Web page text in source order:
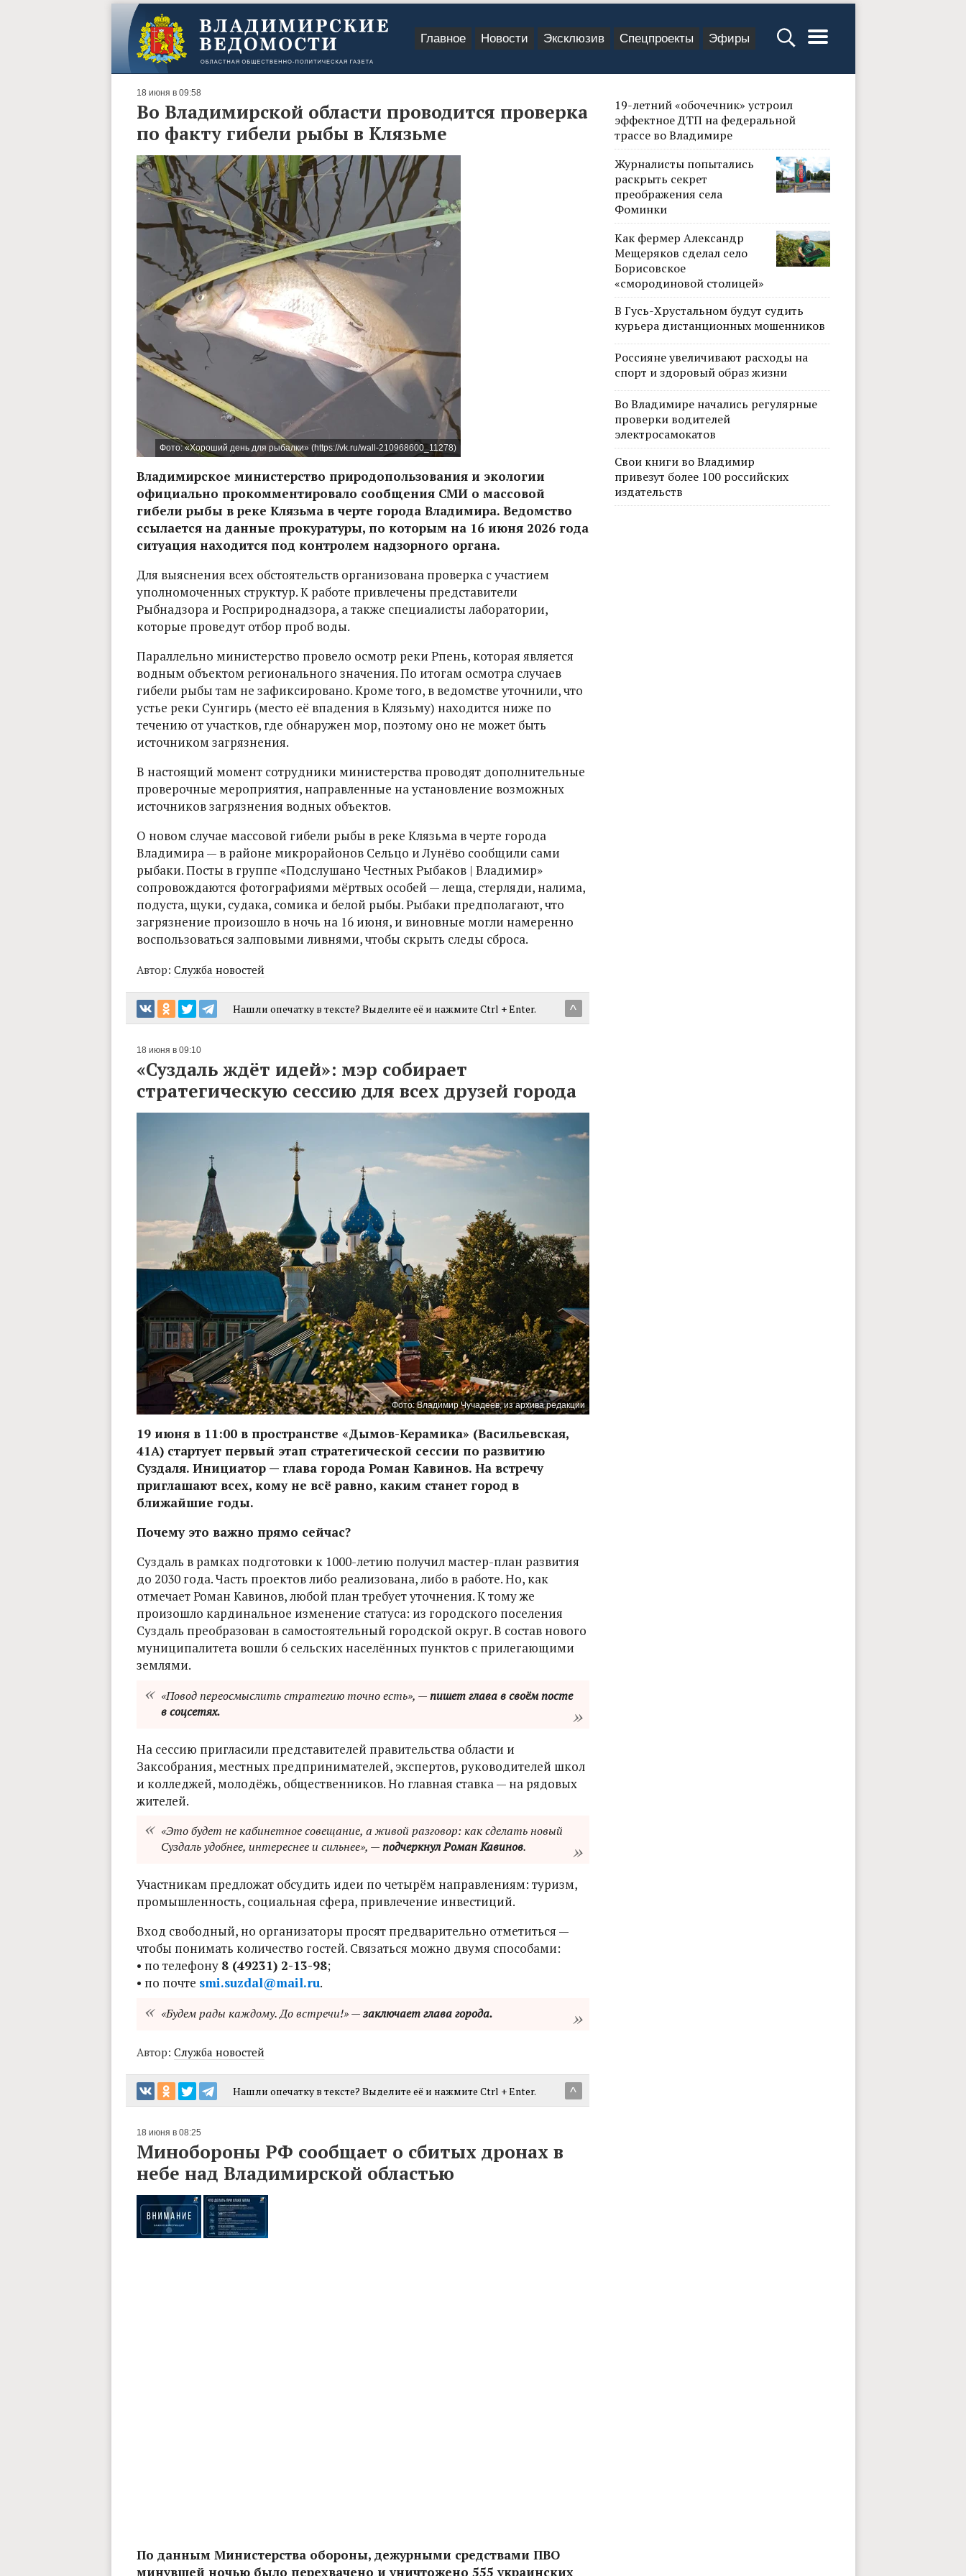
Главное Новости Эксклюзив Спецпроекты Эфиры
18 июня в 09:58
Во Владимирской области проводится проверка
по факту гибели рыбы в Клязьме
Фото: «Хороший день для рыбалки» (https://vk.ru/wall-210968600_11278)
Владимирское министерство природопользования и экологии
официально прокомментировало сообщения СМИ о массовой
гибели рыбы в реке Клязьма в черте города Владимира. Ведомство
ссылается на данные прокуратуры, по которым на 16 июня 2026 года
ситуация находится под контролем надзорного органа.
Для выяснения всех обстоятельств организована проверка с участием
уполномоченных структур. К работе привлечены представители
Рыбнадзора и Росприроднадзора, а также специалисты лаборатории,
которые проведут отбор проб воды.
Параллельно министерство провело осмотр реки Рпень, которая является
водным объектом регионального значения. По итогам осмотра случаев
гибели рыбы там не зафиксировано. Кроме того, в ведомстве уточнили, что
устье реки Сунгирь (место её впадения в Клязьму) находится ниже по
течению от участков, где обнаружен мор, поэтому оно не может быть
источником загрязнения.
В настоящий момент сотрудники министерства проводят дополнительные
проверочные мероприятия, направленные на установление возможных
источников загрязнения водных объектов.
О новом случае массовой гибели рыбы в реке Клязьма в черте города
Владимира — в районе микрорайонов Сельцо и Лунёво сообщили сами
рыбаки. Посты в группе «Подслушано Честных Рыбаков | Владимир»
сопровождаются фотографиями мёртвых особей — леща, стерляди, налима,
подуста, щуки, судака, сомика и белой рыбы. Рыбаки предполагают, что
загрязнение произошло в ночь на 16 июня, и виновные могли намеренно
воспользоваться залповыми ливнями, чтобы скрыть следы сброса.
Автор: Служба новостей
^
Нашли опечатку в тексте? Выделите её и нажмите Ctrl + Enter.
18 июня в 09:10
«Суздаль ждёт идей»: мэр собирает
стратегическую сессию для всех друзей города
Фото: Владимир Чучадеев, из архива редакции
19 июня в 11:00 в пространстве «Дымов-Керамика» (Васильевская,
41А) стартует первый этап стратегической сессии по развитию
Суздаля. Инициатор — глава города Роман Кавинов. На встречу
приглашают всех, кому не всё равно, каким станет город в
ближайшие годы.
Почему это важно прямо сейчас?
Суздаль в рамках подготовки к 1000-летию получил мастер-план развития
до 2030 года. Часть проектов либо реализована, либо в работе. Но, как
отмечает Роман Кавинов, любой план требует уточнения. К тому же
произошло кардинальное изменение статуса: из городского поселения
Суздаль преобразован в самостоятельный городской округ. В состав нового
муниципалитета вошли 6 сельских населённых пунктов с прилегающими
землями.
«Повод переосмыслить стратегию точно есть», —пишет глава в своём посте
в соцсетях.
На сессию пригласили представителей правительства области и
Заксобрания, местных предпринимателей, экспертов, руководителей школ
и колледжей, молодёжь, общественников. Но главная ставка — на рядовых
жителей.
«Это будет не кабинетное совещание, а живой разговор: как сделать новый
Суздаль удобнее, интереснее и сильнее», —подчеркнул Роман Кавинов.
Участникам предложат обсудить идеи по четырём направлениям: туризм,
промышленность, социальная сфера, привлечение инвестиций.
Вход свободный, но организаторы просят предварительно отметиться —
чтобы понимать количество гостей. Связаться можно двумя способами:
• по телефону 8 (49231) 2-13-98;
• по почте smi.suzdal@mail.ru.
«Будем рады каждому. До встречи!»—заключает глава города.
Автор: Служба новостей
^
Нашли опечатку в тексте? Выделите её и нажмите Ctrl + Enter.
18 июня в 08:25
Минобороны РФ сообщает о сбитых дронах в
небе над Владимирской областью
По данным Министерства обороны, дежурными средствами ПВО
минувшей ночью было перехвачено и уничтожено 555 украинских
19-летний «обочечник» устроил
эффектное ДТП на федеральной
трассе во Владимире
Журналисты попытались
раскрыть секрет
преображения села
Фоминки
Как фермер Александр
Мещеряков сделал село
Борисовское
«смородиновой столицей»
В Гусь-Хрустальном будут судить
курьера дистанционных мошенников
Россияне увеличивают расходы на
спорт и здоровый образ жизни
Во Владимире начались регулярные
проверки водителей
электросамокатов
Свои книги во Владимир
привезут более 100 российских
издательств